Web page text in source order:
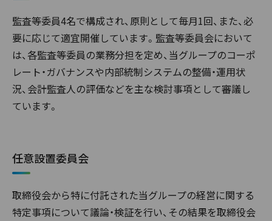
監査等委員4名で構成され、原則として毎月1回、また、必
要に応じて適宜開催しています。監査等委員会において
は、各監査等委員の業務分担を定め、当グループのコーポ
レート・ガバナンスや内部統制システムの整備・運用状
況、会計監査人の評価などを主な検討事項として審議し
ています。
任意設置委員会
取締役会から特に付託された当グループの経営に関する
特定事項について議論・検証を行い、その結果を取締役会